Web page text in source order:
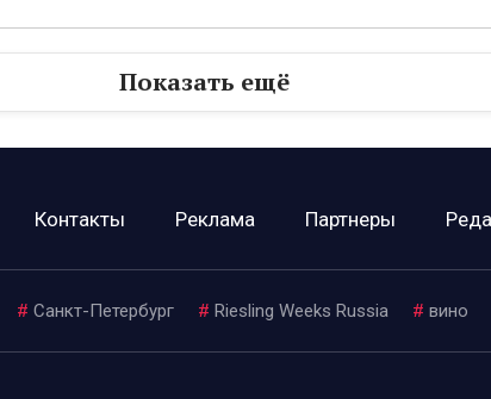
Показать ещё
Контакты Реклама Партнеры
# Санкт-Петербург # Riesling Weeks Russia # вино